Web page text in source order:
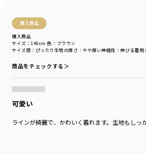
購入商品
購入商品
サイズ感 ：ぴったり 生地の厚さ ：やや厚い伸縮性 ：伸びる着用
サイズ：140cm 色：ブラウン
商品をチェックする＞
可愛い
ラインが綺麗で、かわいく着れます。生地もしっ